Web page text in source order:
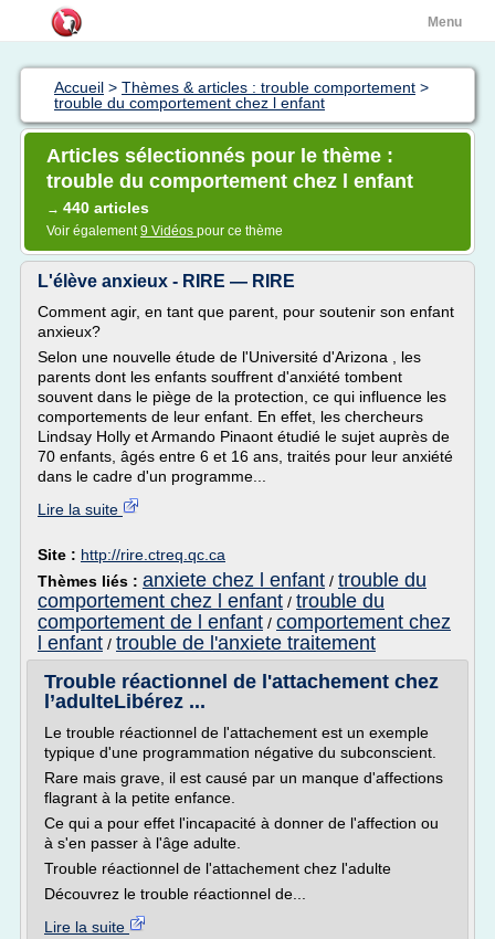
Menu
Accueil > Thèmes & articles : trouble comportement >
trouble du comportement chez l enfant
Articles sélectionnés pour le thème :
trouble du comportement chez l enfant
→ 440 articles
Voir également9 Vidéos pour ce thème
L'élève anxieux - RIRE — RIRE
Comment agir, en tant que parent, pour soutenir son enfant
anxieux?
Selon une nouvelle étude de l'Université d'Arizona , les
parents dont les enfants souffrent d'anxiété tombent
souvent dans le piège de la protection, ce qui influence les
comportements de leur enfant. En effet, les chercheurs
Lindsay Holly et Armando Pinaont étudié le sujet auprès de
70 enfants, âgés entre 6 et 16 ans, traités pour leur anxiété
dans le cadre d'un programme...
Lire la suite
Site : http://rire.ctreq.qc.ca
Thèmes liés : anxiete chez l enfant / trouble du
comportement chez l enfant / trouble du
comportement de l enfant / comportement chez
l enfant / trouble de l'anxiete traitement
Trouble réactionnel de l'attachement chez
l’adulteLibérez ...
Le trouble réactionnel de l'attachement est un exemple
typique d'une programmation négative du subconscient.
Rare mais grave, il est causé par un manque d'affections
flagrant à la petite enfance.
Ce qui a pour effet l'incapacité à donner de l'affection ou
à s'en passer à l'âge adulte.
Trouble réactionnel de l'attachement chez l'adulte
Découvrez le trouble réactionnel de...
Lire la suite